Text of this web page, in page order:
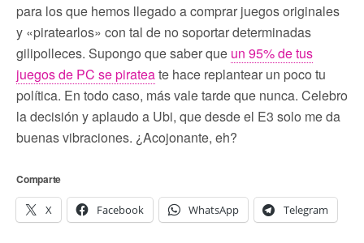
para los que hemos llegado a comprar juegos originales
y «piratearlos» con tal de no soportar determinadas
gilipolleces. Supongo que saber que un 95% de tus
juegos de PC se pirateate hace replantear un poco tu
política. En todo caso, más vale tarde que nunca. Celebro
la decisión y aplaudo a Ubi, que desde el E3 solo me da
buenas vibraciones. ¿Acojonante, eh?
Comparte
X Facebook WhatsApp Telegram